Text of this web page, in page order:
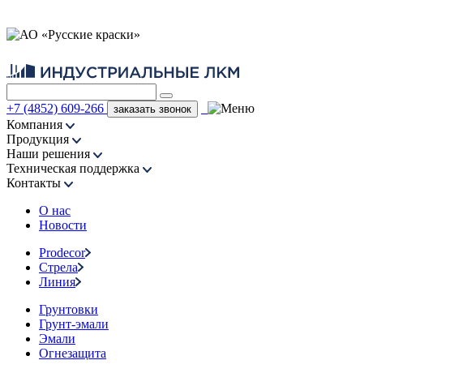
+7 (4852) 609-266 заказать звонок
Компания
Продукция
Наши решения
Техническая поддержка
Контакты
О нас
Новости
Prodecor
Стрела
Линия
Грунтовки
Грунт-эмали
Эмали
Огнезащита